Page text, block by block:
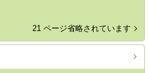
21 ページ省略されています